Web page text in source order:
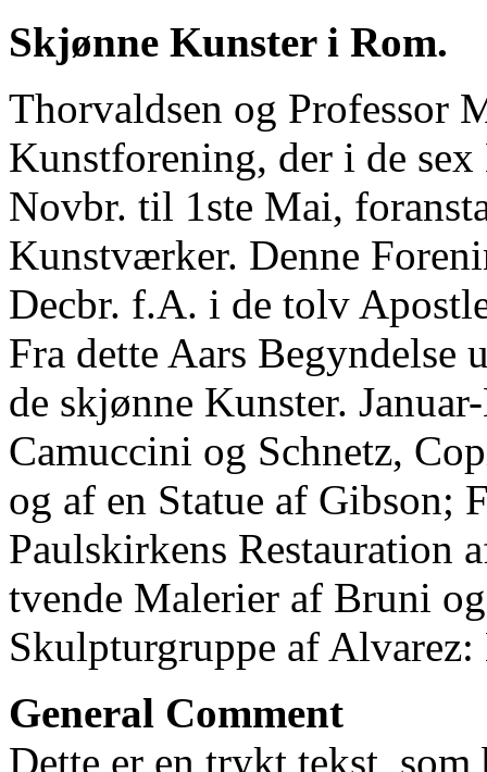
Skjønne Kunster i Rom.
Thorvaldsen og Professor
Kunstforening, der i de
Novbr. til 1ste Mai,
Kunstværker. Denne
Decbr. f.A. i de tolv
Fra dette Aars Begyndelse
de skjønne Kunster.
Camuccini og Schnetz,
og af en Statue af Gibson;
Paulskirkens Restauration
tvende Malerier af Bruni
Skulpturgruppe af
General Comment
Dette er en trykt tekst,